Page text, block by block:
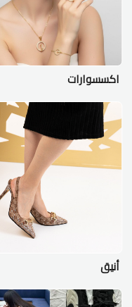
اكسسوارات
أنيق